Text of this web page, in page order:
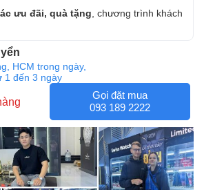
ưu đãi, quà tặng , chương trình khách
HCM trong ngày,
1 đến 3 ngày
Gọi đặt mua
093 189 2222